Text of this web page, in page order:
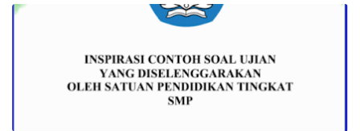
Panduan Pembuatan Soal Ujian Panduan Penilaian